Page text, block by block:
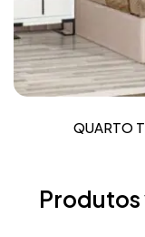
QUARTO